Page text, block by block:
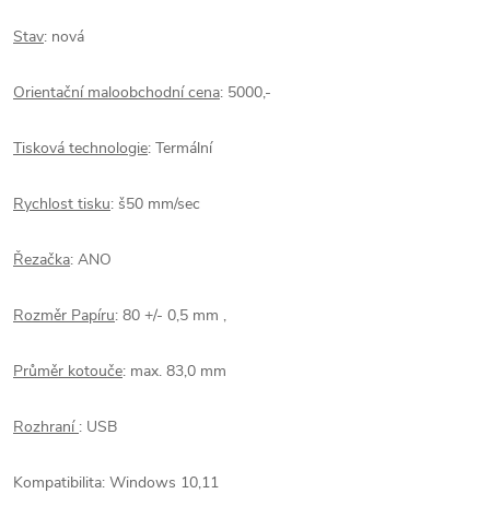
Stav: nová
Orientační maloobchodní cena: 5000,-
Tisková technologie: Termální
Rychlost tisku: š50 mm/sec
Řezačka: ANO
Rozměr Papíru: 80 +/- 0,5 mm ,
Průměr kotouče: max. 83,0 mm
Rozhraní : USB
Kompatibilita: Windows 10,11